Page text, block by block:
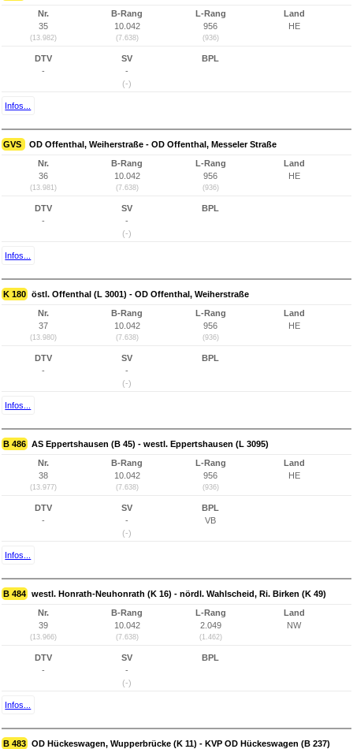
Nr.
35
(13.982)
B-Rang
10.042
(7.638)
L-Rang
956
(936)
Land
HE
DTV
-
SV
-
(-)
BPL
Infos...
GVS OD Offenthal, Weiherstraße - OD Offenthal, Messeler Straße
Nr.
36
(13.981)
B-Rang
10.042
(7.638)
L-Rang
956
(936)
Land
HE
DTV
-
SV
-
(-)
BPL
Infos...
K 180 östl. Offenthal (L 3001) - OD Offenthal, Weiherstraße
Nr.
37
(13.980)
B-Rang
10.042
(7.638)
L-Rang
956
(936)
Land
HE
DTV
-
SV
-
(-)
BPL
Infos...
B 486 AS Eppertshausen (B 45) - westl. Eppertshausen (L 3095)
Nr.
38
(13.977)
B-Rang
10.042
(7.638)
L-Rang
956
(936)
Land
HE
DTV
-
SV
-
(-)
BPL
VB
Infos...
B 484 westl. Honrath-Neuhonrath (K 16) - nördl. Wahlscheid, Ri. Birken (K 49)
Nr.
39
(13.966)
B-Rang
10.042
(7.638)
L-Rang
2.049
(1.462)
Land
NW
DTV
-
SV
-
(-)
BPL
Infos...
B 483 OD Hückeswagen, Wupperbrücke (K 11) - KVP OD Hückeswagen (B 237)